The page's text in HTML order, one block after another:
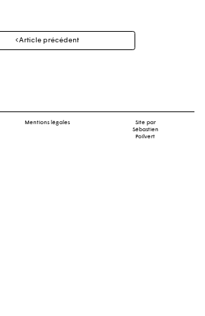
Article précédent
Mentions légales
Site par
Sébastien
Poilvert